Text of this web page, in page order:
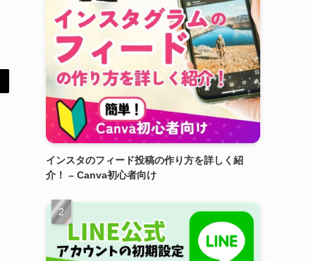
インスタのフィード投稿の作り方を詳しく紹
介！ – Canva初心者向け